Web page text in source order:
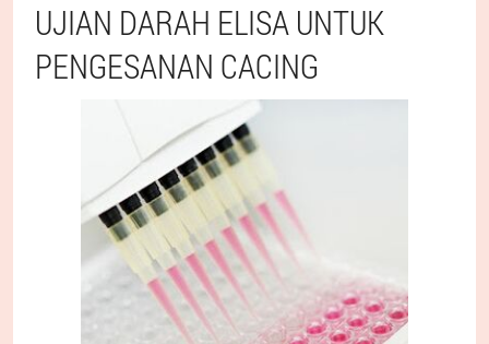
UJIAN DARAH ELISA UNTUK
PENGESANAN CACING